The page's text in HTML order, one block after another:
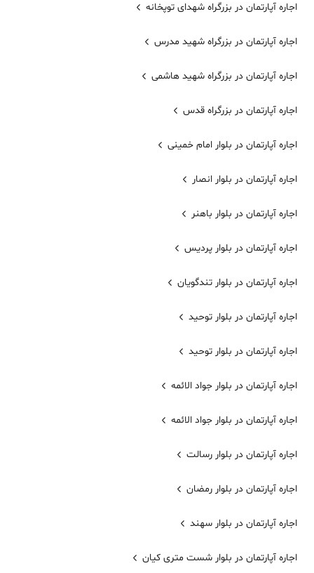
اجاره آپارتمان در بزرگراه شهدای توپخانه
اجاره آپارتمان در بزرگراه شهید مدرس
اجاره آپارتمان در بزرگراه شهید هاشمی
اجاره آپارتمان در بزرگراه قدس
اجاره آپارتمان در بلوار امام خمینی
اجاره آپارتمان در بلوار انصار
اجاره آپارتمان در بلوار باهنر
اجاره آپارتمان در بلوار پردیس
اجاره آپارتمان در بلوار تندگویان
اجاره آپارتمان در بلوار توحید
اجاره آپارتمان در بلوار توحید
اجاره آپارتمان در بلوار جواد الائمه
اجاره آپارتمان در بلوار جواد الائمه
اجاره آپارتمان در بلوار رسالت
اجاره آپارتمان در بلوار رمضان
اجاره آپارتمان در بلوار سهند
اجاره آپارتمان در بلوار شست متری کیان